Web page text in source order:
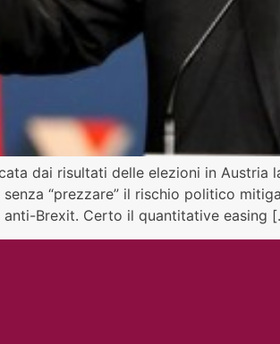
dai risultati delle elezioni in
“prezzare” il rischio politico
anti-Brexit. Certo il quantitative easing